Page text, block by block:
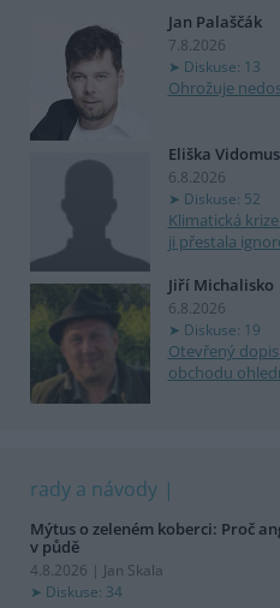
Jan Palaščák
7.8.2026
Diskuse: 13
Ohrožuje
Eliška Vidomus
6.8.2026
Diskuse: 52
Klimatická
ji přestala
Jiří Michalisko
6.8.2026
Diskuse: 19
Otevřený
obchodu
rady a návody
Mýtus o zeleném koberci: Proč
v půdě
4.8.2026 | Jan Skala
Diskuse: 34